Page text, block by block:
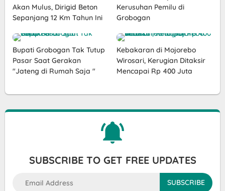
Akan Mulus, Dirigid Beton
Sepanjang 12 Km Tahun Ini
Kerusuhan Pemilu di
Grobogan
Bupati Grobogan Tak Tutup
Pasar Saat Gerakan
"Jateng di Rumah Saja "
Kebakaran di Mojorebo
Wirosari, Kerugian Ditaksir
Mencapai Rp 400 Juta
SUBSCRIBE TO GET FREE UPDATES